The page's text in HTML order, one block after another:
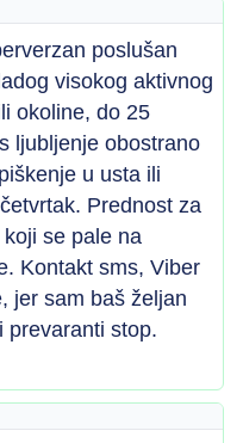
poslušan
visokog aktivnog
okoline, do 25
ljubljenje obostrano
u usta ili
Prednost za
se pale na
Kontakt sms, Viber
jer sam baš željan
prevaranti stop.